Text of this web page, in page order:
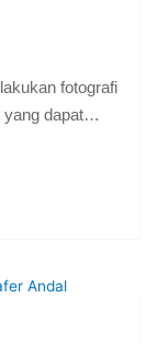
fotografi
yang dapat…